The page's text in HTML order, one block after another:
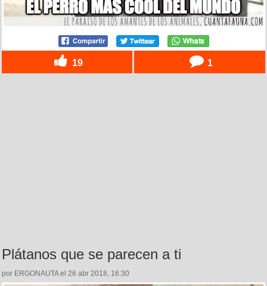
19 1
Plátanos que se parecen a ti
por ERGONAUTA el 26 abr 2018, 16:30